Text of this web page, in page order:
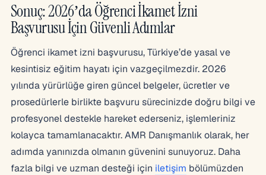
Sonuç: 2026’da Öğrenci İkamet İzni
Başvurusu İçin Güvenli Adımlar
Öğrenci ikamet izni başvurusu, Türkiye’de yasal ve
kesintisiz eğitim hayatı için vazgeçilmezdir. 2026
yılında yürürlüğe giren güncel belgeler, ücretler ve
prosedürlerle birlikte başvuru sürecinizde doğru bilgi ve
profesyonel destekle hareket ederseniz, işlemleriniz
kolayca tamamlanacaktır. AMR Danışmanlık olarak, her
adımda yanınızda olmanın güvenini sunuyoruz. Daha
fazla bilgi ve uzman desteği için iletişim bölümüzden